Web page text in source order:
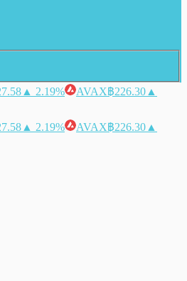
▲ 2.19% AVAX฿226.30 ▲
▲ 2.19% AVAX฿226.30 ▲